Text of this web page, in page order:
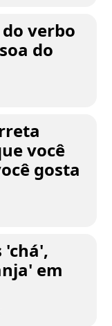
verbo
do
você
gosta
'chá',
em